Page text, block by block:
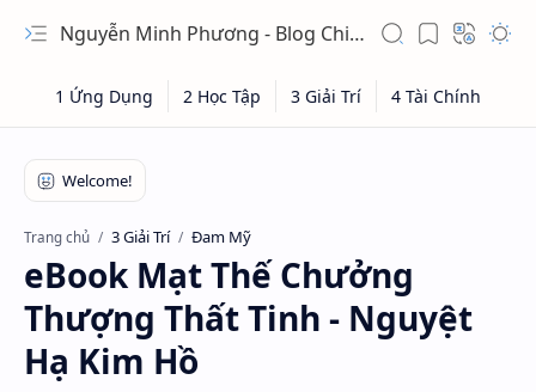
Nguyễn Minh Phương - Blog Chia sẻ Kiến thức Chứng khoán & Tài liệu Toán học
Trang chủ 3 Giải Trí Đam Mỹ
eBook Mạt Thế Chưởng
Thượng Thất Tinh - Nguyệt
Hạ Kim Hồ